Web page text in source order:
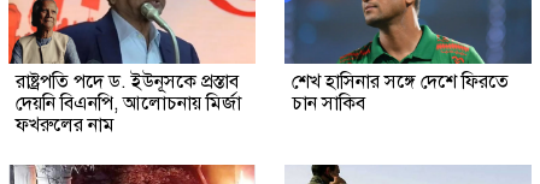
রাষ্ট্রপতি পদে ড. ইউনূসকে প্রস্তাব
দেয়নি বিএনপি, আলোচনায় মির্জা
ফখরুলের নাম
শেখ হাসিনার সঙ্গে দেশে ফিরতে
চান সাকিব